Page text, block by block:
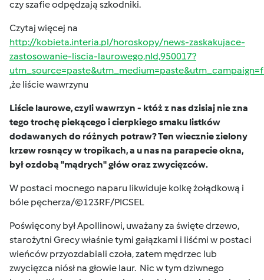
czy szafie odpędzają szkodniki.
Czytaj więcej na
http://kobieta.interia.pl/horoskopy/news-zaskakujace-
zastosowanie-liscia-laurowego,nId,950017?
,że liście wawrzynu
Liście laurowe, czyli wawrzyn - któż z nas dzisiaj nie zna
tego trochę piekącego i cierpkiegosmaku listków
dodawanych do różnych potraw? Ten wiecznie zielony
krzew rosnący w tropikach, a u nas na parapecie okna,
był ozdobą "mądrych" głów oraz zwycięzców.
W postaci mocnego naparu likwiduje kolkę żołądkową i
bóle pęcherza/©123RF/PICSEL
Poświęcony był Apollinowi, uważany za święte drzewo,
starożytni Grecy właśnie tymi gałązkami i liśćmi w postaci
wieńców przyozdabiali czoła, zatem mędrzec lub
zwycięzca niósł na głowie laur. Nic w tym dziwnego